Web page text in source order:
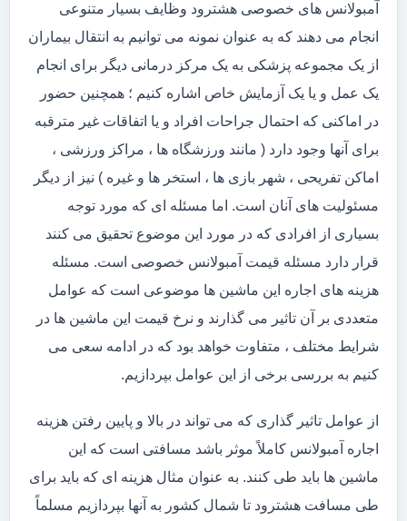
آمبولانس های خصوصی هشترود وظایف بسیار متنوعی
انجام می دهند که به عنوان نمونه می توانیم به انتقال بیماران
از یک مجموعه پزشکی به یک مرکز درمانی دیگر برای انجام
یک عمل و یا یک آزمایش خاص اشاره کنیم ؛ همچنین حضور
در اماکنی که احتمال جراحات افراد و یا اتفاقات غیر مترقبه
برای آنها وجود دارد ( مانند ورزشگاه ها ، مراکز ورزشی ،
اماکن تفریحی ، شهر بازی ها ، استخر ها و غیره ) نیز از دیگر
مسئولیت های آنان است. اما مسئله ای که مورد توجه
بسیاری از افرادی که در مورد این موضوع تحقیق می کنند
قرار دارد مسئله قیمت آمبولانس خصوصی است. مسئله
هزینه های اجاره این ماشین ها موضوعی است که عوامل
متعددی بر آن تاثیر می گذارند و نرخ قیمت این ماشین ها در
شرایط مختلف ، متفاوت خواهد بود که در ادامه سعی می
کنیم به بررسی برخی از این عوامل بپردازیم.
از عوامل تاثیر گذاری که می تواند در بالا و پایین رفتن هزینه
اجاره آمبولانس کاملاً موثر باشد مسافتی است که این
ماشین ها باید طی کنند. به عنوان مثال هزینه ای که باید برای
طی مسافت هشترود تا شمال کشور به آنها بپردازیم مسلماً